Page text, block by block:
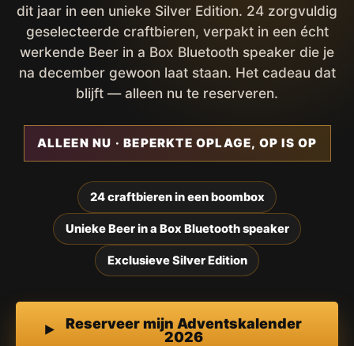
dit jaar in een unieke Silver Edition. 24 zorgvuldig
geselecteerde craftbieren, verpakt in een écht
werkende Beer in a Box Bluetooth speaker die je
na december gewoon laat staan. Het cadeau dat
blijft — alleen nu te reserveren.
ALLEEN NU · BEPERKTE OPLAGE, OP IS OP
24 craftbieren in een boombox
Unieke Beer in a Box Bluetooth speaker
Exclusieve Silver Edition
Reserveer mijn Adventskalender
2026